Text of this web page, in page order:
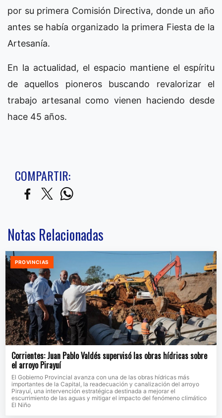
por su primera Comisión Directiva, donde un año
antes se había organizado la primera Fiesta de la
Artesanía.
En la actualidad, el espacio mantiene el espíritu
de aquellos pioneros buscando revalorizar el
trabajo artesanal como vienen haciendo desde
hace 45 años.
COMPARTIR:
Notas Relacionadas
PROVINCIAS
Corrientes: Juan Pablo Valdés supervisó las obras hídricas sobre
el arroyo Pirayuí
El Gobierno Provincial avanza con una de las obras hídricas más
importantes de la Capital, la readecuación y canalización del arroyo
Pirayuí, una intervención estratégica destinada a mejorar el
escurrimiento de las aguas y mitigar el impacto del fenómeno climático
El Niño